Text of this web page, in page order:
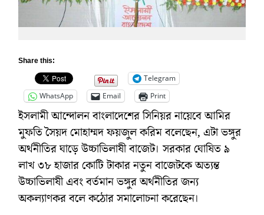
Share this:
Telegram
WhatsApp
Email Print
ইসলামী আন্দোলন বাংলাদেশের সিনিয়র নায়েবে আমির
মুফতি সৈয়দ মোহাম্মদ ফয়জুল করিম বলেছেন, এটা ভঙ্গুর
অর্থনীতির ঘাড়ে উচ্চাভিলাষী বাজেট। সরকার ঘোষিত ৯
লাখ ৩৮ হাজার কোটি টাকার নতুন বাজেটকে অত্যন্ত
উচ্চাভিলাষী এবং বর্তমান ভঙ্গুর অর্থনীতির জন্য
অকল্যাণকর বলে কঠোর সমালোচনা করেছেন।